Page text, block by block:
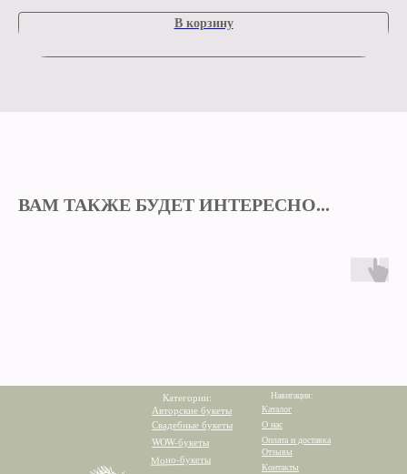
В корзину
ВАМ ТАКЖЕ БУДЕТ ИНТЕРЕСНО...
Контакты
Отзывы
Оплата и доставка
О нас
Каталог
Навигация:
Категории:
Моно-букеты
WOW-букеты
Свадебные букеты
Авторские букеты